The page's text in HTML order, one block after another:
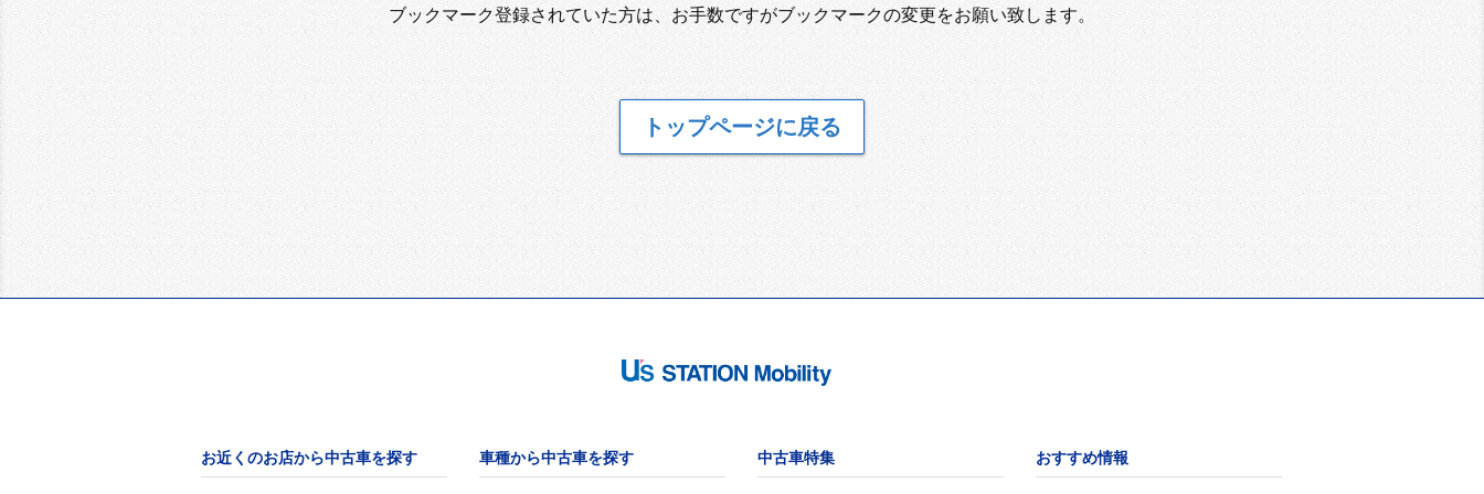
ブックマーク登録されていた方は、お手数ですがブックマークの変更をお願い致します。
トップページに戻る
お近くのお店から中古車を探す 車種から中古車を探す 中古車特集 おすすめ情報